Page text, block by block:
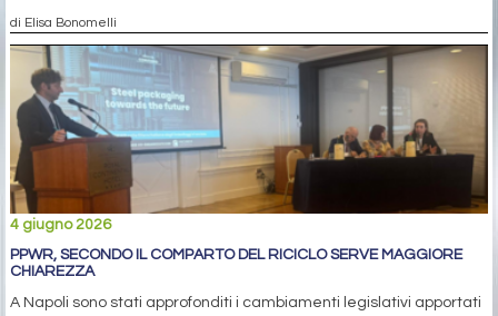
di Elisa Bonomelli
4 giugno 2026
PPWR, SECONDO IL COMPARTO DEL RICICLO SERVE MAGGIORE
CHIAREZZA
A Napoli sono stati approfonditi i cambiamenti legislativi apportati